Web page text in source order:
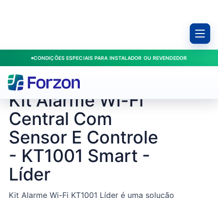
CONDIÇÕES ESPECIAIS PARA INSTALADOR OU REVENDEDOR
Produtos/
LÍDER / KT1001
Kit Alarme Wi-Fi
Central Com
Sensor E Controle
- KT1001 Smart -
Líder
Kit Alarme Wi-Fi KT1001 Líder é uma solução